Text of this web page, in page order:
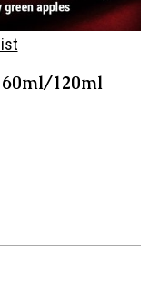
120ml